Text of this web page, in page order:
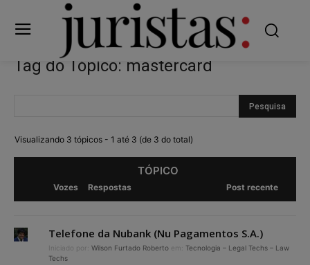
Tag do Tópico: mastercard
Visualizando 3 tópicos - 1 até 3 (de 3 do total)
TÓPICO
Vozes Respostas Post recente
Telefone da Nubank (Nu Pagamentos S.A.)
Iniciado por: Wilson Furtado Roberto em: Tecnologia – Legal Techs – Law
Techs